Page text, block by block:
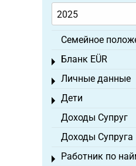
Семейное
Бланк EÜR
Toggle menu
Личные данные
Toggle menu
Дети
Toggle menu
Доходы Супруг
Доходы Супруга
Работник по
Toggle menu